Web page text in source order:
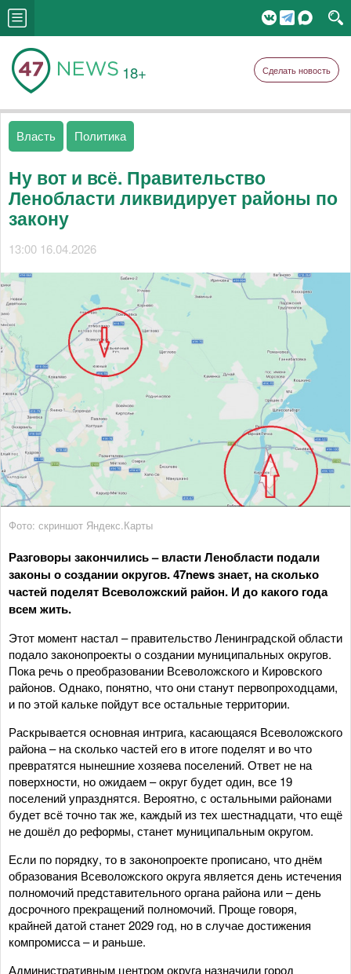
18+ Сделать новость
Власть Политика
Ну вот и всё. Правительство
Ленобласти ликвидирует районы по
закону
13:00 16.04.2026
Фото: скриншот Яндекс.Карты
Разговоры закончились – власти Ленобласти подали
законы о создании округов. 47news знает, на сколько
частей поделят Всеволожский район. И до какого года
всем жить.
Этот момент настал – правительство Ленинградской области
подало законопроекты о создании муниципальных округов.
Пока речь о преобразовании Всеволожского и Кировского
районов. Однако, понятно, что они станут первопроходцами,
и по этой кальке пойдут все остальные территории.
Раскрывается основная интрига, касающаяся Всеволожского
района – на сколько частей его в итоге поделят и во что
превратятся нынешние хозяева поселений. Ответ не на
поверхности, но ожидаем – округ будет один, все 19
поселений упразднятся. Вероятно, с остальными районами
будет всё точно так же, каждый из тех шестнадцати, что ещё
не дошёл до реформы, станет муниципальным округом.
Если по порядку, то в законопроекте прописано, что днём
образования Всеволожского округа является день истечения
полномочий представительного органа района или – день
досрочного прекращений полномочий. Проще говоря,
крайней датой станет 2029 год, но в случае достижения
компромисса – и раньше.
Административным центром округа назначили город